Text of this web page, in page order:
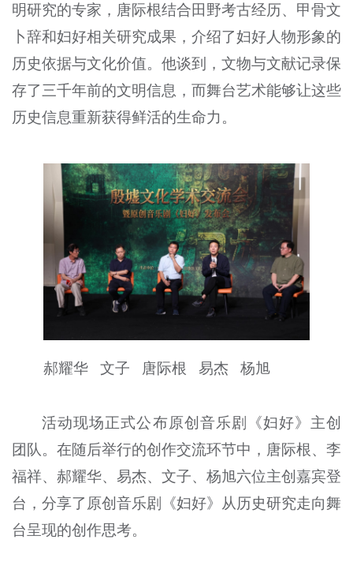
明研究的专家，唐际根结合田野考古经历、甲骨文
卜辞和妇好相关研究成果，介绍了妇好人物形象的
历史依据与文化价值。他谈到，文物与文献记录保
存了三千年前的文明信息，而舞台艺术能够让这些
历史信息重新获得鲜活的生命力。
郝耀华 文子 唐际根 易杰 杨旭
活动现场正式公布原创音乐剧《妇好》主创
团队。在随后举行的创作交流环节中，唐际根、李
福祥、郝耀华、易杰、文子、杨旭六位主创嘉宾登
台，分享了原创音乐剧《妇好》从历史研究走向舞
台呈现的创作思考。